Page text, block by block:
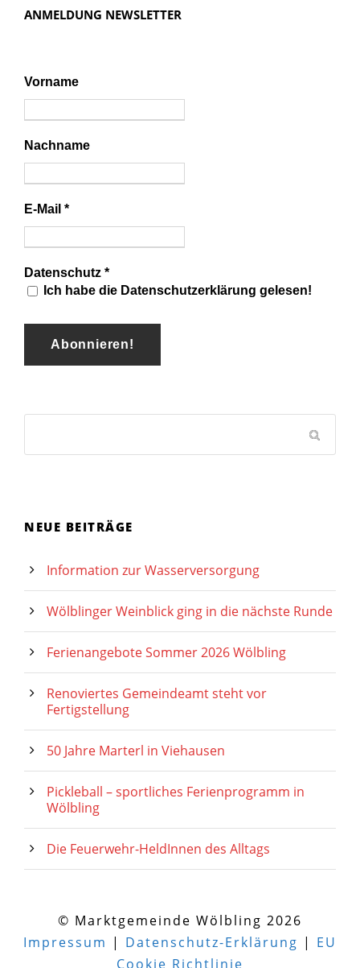
ANMELDUNG NEWSLETTER
Vorname
Nachname
E-Mail *
Datenschutz *
Ich habe die Datenschutzerklärung gelesen!
NEUE BEITRÄGE
Information zur Wasserversorgung
Wölblinger Weinblick ging in die nächste Runde
Ferienangebote Sommer 2026 Wölbling
Renoviertes Gemeindeamt steht vor
Fertigstellung
50 Jahre Marterl in Viehausen
Pickleball – sportliches Ferienprogramm in
Wölbling
Die Feuerwehr-HeldInnen des Alltags
© Marktgemeinde Wölbling 2026
Impressum | Datenschutz-Erklärung | EU
Cookie Richtlinie